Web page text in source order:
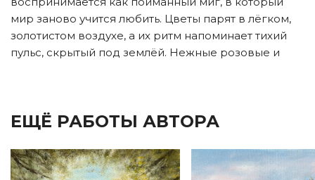
мир заново учится любить. Цветы парят в лёгком,
золотистом воздухе, а их ритм напоминает тихий
пульс, скрытый под землёй. Нежные розовые и
ЕЩЁ РАБОТЫ АВТОРА